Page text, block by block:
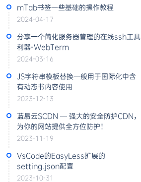
mTab书签一些基础的操作教程
2024-04-17
分享一个简化服务器管理的在线ssh工具
利器-WebTerm
2024-03-16
JS字符串模板替换一般用于国际化中含
有动态书内容使用
2023-12-13
蓝易云SCDN — 强大的安全防护CDN，
为你的网站提供全方位防护！
2023-11-19
VsCode的EasyLess扩展的
setting.json配置
2023-10-31